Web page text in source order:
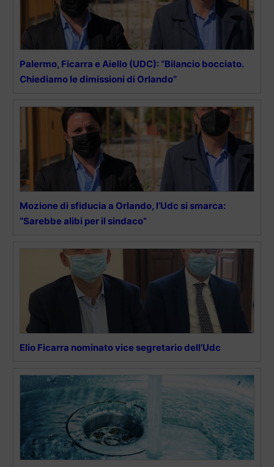
Palermo, Ficarra e Aiello (UDC): “Bilancio bocciato.
Chiediamo le dimissioni di Orlando”
Mozione di sfiducia a Orlando, l’Udc si smarca:
“Sarebbe alibi per il sindaco”
Elio Ficarra nominato vice segretario dell’Udc